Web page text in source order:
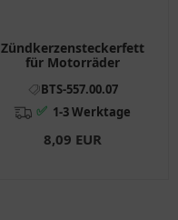
Zündkerzensteckerfett
für Motorräder
BTS-557.00.07
✅ 1-3 Werktage
8,09 EUR